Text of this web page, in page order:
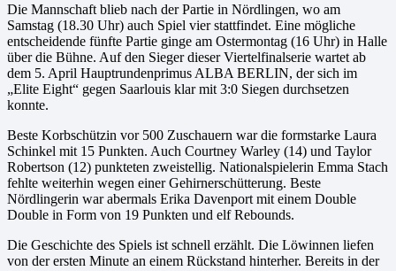
Die Mannschaft blieb nach der Partie in Nördlingen, wo am
Samstag (18.30 Uhr) auch Spiel vier stattfindet. Eine mögliche
entscheidende fünfte Partie ginge am Ostermontag (16 Uhr) in Halle
über die Bühne. Auf den Sieger dieser Viertelfinalserie wartet ab
dem 5. April Hauptrundenprimus ALBA BERLIN, der sich im
„Elite Eight“ gegen Saarlouis klar mit 3:0 Siegen durchsetzen
konnte.
Beste Korbschützin vor 500 Zuschauern war die formstarke Laura
Schinkel mit 15 Punkten. Auch Courtney Warley (14) und Taylor
Robertson (12) punkteten zweistellig. Nationalspielerin Emma Stach
fehlte weiterhin wegen einer Gehirnerschütterung. Beste
Nördlingerin war abermals Erika Davenport mit einem Double
Double in Form von 19 Punkten und elf Rebounds.
Die Geschichte des Spiels ist schnell erzählt. Die Löwinnen liefen
von der ersten Minute an einem Rückstand hinterher. Bereits in der